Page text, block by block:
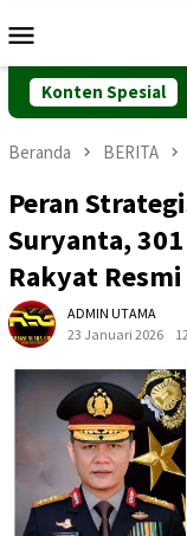
Mobile
Konten Spesial
Beranda BERITA
Peran
Suryanta,
Rakyat
ADMIN UTAMA
23 Januari 2026